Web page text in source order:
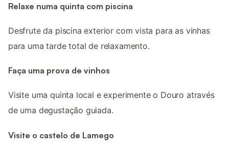
Relaxe numa quinta com piscina
Desfrute da piscina exterior com vista para as vinhas
para uma tarde total de relaxamento.
Faça uma prova de vinhos
Visite uma quinta local e experimente o Douro através
de uma degustação guiada.
Visite o castelo de Lamego